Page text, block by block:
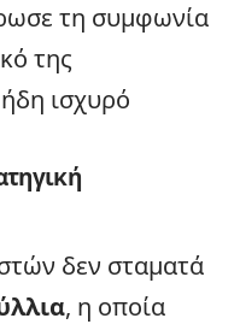
τη συμφωνία
της
ισχυρό
δεν σταματά
, η οποία